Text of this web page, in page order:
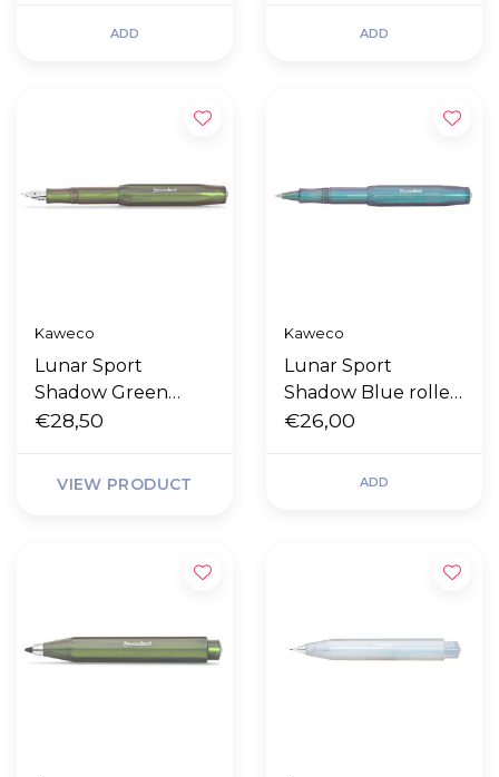
ADD ADD
Kaweco
Lunar Sport
Shadow Green
vulpen
€28,50
VIEW PRODUCT
Kaweco
Lunar Sport
Shadow Blue roller
ball
€26,00
ADD